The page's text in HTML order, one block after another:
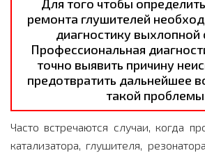
Для того чтобы
ремонта глушителей
диагностику выхлопной
Профессиональная
точно выявить причину
предотвратить дальнейшее
такой
Часто встречаются случаи, когда
катализатора, глушителя,